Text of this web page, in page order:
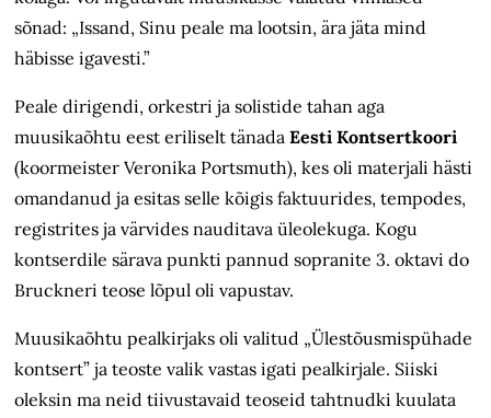
sõnad: „Issand, Sinu peale ma lootsin, ära jäta mind
häbisse igavesti.”
Peale dirigendi, orkestri ja solistide tahan aga
muusikaõhtu eest eriliselt tänadaEesti Kontsertkoori
(koormeister Veronika Portsmuth), kes oli materjali hästi
omandanud ja esitas selle kõigis faktuurides, tempodes,
registrites ja värvides nauditava üleolekuga. Kogu
kontserdile särava punkti pannud sopranite 3. oktavi do
Bruckneri teose lõpul oli vapustav.
Muusikaõhtu pealkirjaks oli valitud „Ülestõusmispühade
kontsert” ja teoste valik vastas igati pealkirjale. Siiski
oleksin ma neid tiivustavaid teoseid tahtnudki kuulata